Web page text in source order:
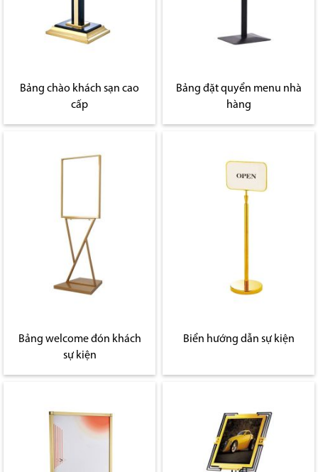
Bảng chào khách sạn cao
cấp
Bảng đặt quyển menu nhà
hàng
Bảng welcome đón khách
sự kiện
Biển hướng dẫn sự kiện